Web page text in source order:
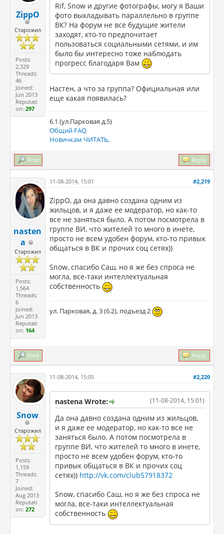
ZippO
Старожил
Posts:
2,329
Threads:
46
Joined:
Jun 2013
Reputati
on:297
Rif, Snow и другие фотографы, могу я Ваши
фото выкладывать параллельно в группе
ВК? На форум не все будущие жители
заходят, кто-то предпочитает
пользоваться социальными сетями, и им
было бы интересно тоже наблюдать
прогресс благодаря Вам
Настен, а что за группа? Официальная или
еще какая появилась?
6.1 (ул.Парковая д.5)
Общий FAQ
Новичкам ЧИТАТЬ,
Find Reply
nasten
a
Старожил
Posts:
1,564
Threads:
6
Joined:
Jun 2013
Reputati
on: 164
#2,219
11-08-2014, 15:01
ZippO, да она давно создана одним из
жильцов, и я даже ее модератор, но как-то
все не заняться было. А потом посмотрела в
группе ВИ, что жителей то много в инете,
просто не всем удобен форум, кто-то привык
общаться в ВК и прочих соц сетях))
Snow, спасибо Саш, но я же без спроса не
могла, все-таки интеллектуальная
собственность
ул. Парковая, д. 3 (6.2), подъезд 2
Find Reply
Snow
Старожил
Posts:
1,159
Threads:
7
Joined:
Aug 2013
Reputati
on:272
#2,220
11-08-2014, 15:05
(11-08-2014, 15:01)
nastena Wrote:
Да она давно создана одним из жильцов,
и я даже ее модератор, но как-то все не
заняться было. А потом посмотрела в
группе ВИ, что жителей то много в инете,
просто не всем удобен форум, кто-то
привык общаться в ВК и прочих соц
сетях)) http://vk.com/club57918372
Snow, спасибо Саш, но я же без спроса не
могла, все-таки интеллектуальная
собственность